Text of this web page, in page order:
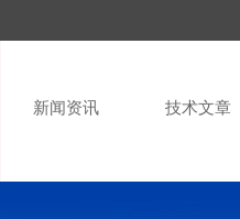
新闻资讯 技术文章